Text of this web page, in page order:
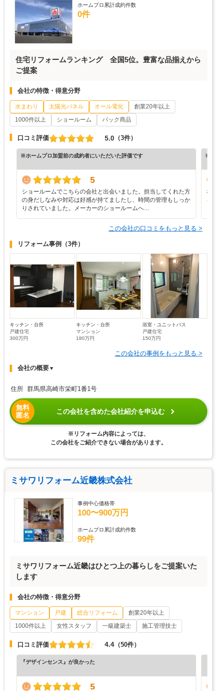
ホームプロ累計成約件数
0件
住宅リフォームランキング 全国5位。豊富な品揃えから
ご提案
会社の特徴・得意分野
水まわり 太陽光パネル オール電化
創業20年以上
1000件以上
ショールーム パック商品
口コミ評価 5.0 （3件）
※ホームプロ加盟前の成約者にいただいた評価です
5
ショールームでこちらの会社と出会いました。担当してくれた方
の身だしなみや対応は好感が持てましたし、時間の管理もしっか
りされていました。メーカーのショールームへ…
※ホ
な
ろ
この会社の口コミをもっと見る >
リフォーム事例 （3件）
キッチン・台所
戸建住宅
300万円
キッチン・台所
マンション
180万円
浴室・ユニットバス
戸建住宅
150万円
この会社の事例をもっと見る >
会社の概要▼
住所 群馬県高崎市栄町1番1号
無料
匿名
この会社を含めた会社紹介を申込む
※リフォーム内容によっては、
この会社をご紹介できない場合があります。
ミサワリフォーム近畿株式会社
事例中心価格帯
100〜900万円
ホームプロ累計成約件数
99件
ミサワリフォーム近畿はひとつ上の暮らしをご提案いた
します
会社の特徴・得意分野
マンション 戸建 総合リフォーム
創業20年以上
1000件以上
女性スタッフ 一級建築士 施工管理技士
口コミ評価 4.4 （50件）
『デザインセンス』が良かった
5